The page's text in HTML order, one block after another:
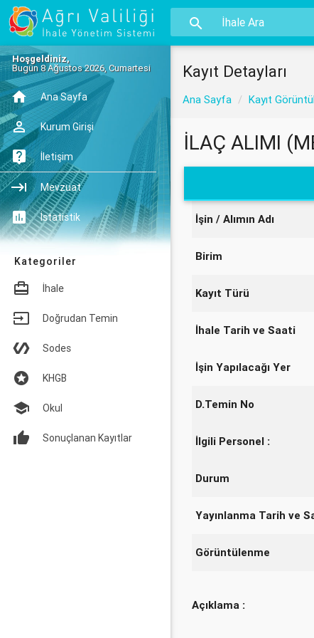
Hoşgeldiniz,
Bugün 8 Ağustos 2026, Cumartesi
Ana Sayfa
Kurum Girişi
İletişim
Mevzuat
İstatistik
Kategoriler
İhale
Doğrudan Temin
Sodes
KHGB
Okul
Sonuçlanan Kayıtlar
Kayıt Detayları
Ana Sayfa Kayıt
İLAÇ ALIMI
İşin / Alımın Adı
Birim
Kayıt Türü
İhale Tarih ve Saati
İşin Yapılacağı Yer
D.Temin No
İlgili Personel :
Durum
Yayınlanma Tarih ve
Görüntülenme
Açıklama :